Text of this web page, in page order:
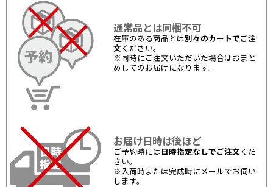
通常品とは同梱不可
在庫のある商品とは別々のカートでご注
文 ください。
※同時にご注文いただいた場合はおまと
めしてのお届けになります。
お届け日時は後ほど
ご予約時には 日時指定なしでご注文 くだ
さい。
※入荷時または完成時にメールでお伺い
します。